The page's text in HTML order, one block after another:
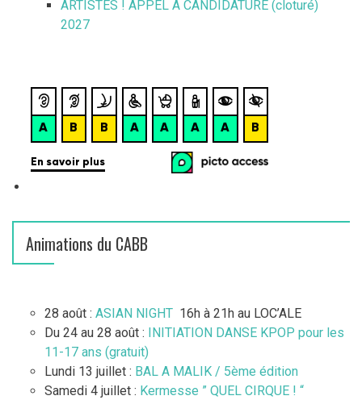
ARTISTES ! APPEL À CANDIDATURE (cloturé)
2027
Animations du CABB
28 août : ASIAN NIGHT 16h à 21h au LOC’ALE
Du 24 au 28 août :
INITIATION DANSE KPOP pour les
11-17 ans (gratuit)
Lundi 13 juillet : BAL A MALIK / 5ème édition
Samedi 4 juillet : Kermesse ” QUEL CIRQUE ! “